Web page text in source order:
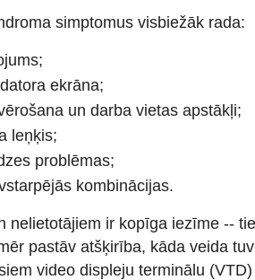
simptomus visbiežāk rada:
ekrāna;
un darba vietas apstākļi;
leņķis;
problēmas;
kombinācijas.
nelietotājiem ir kopīga iezīme --
pastāv atšķirība, kāda veida
video displeju terminālu